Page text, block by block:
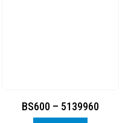
BS600 – 5139960